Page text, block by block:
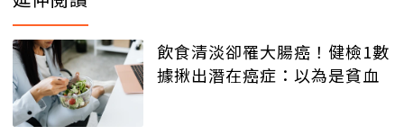
飲食清淡卻罹大腸癌！健檢1數
據揪出潛在癌症：以為是貧血